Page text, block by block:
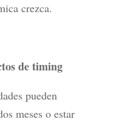
crezca.
de timing
pueden
meses o estar